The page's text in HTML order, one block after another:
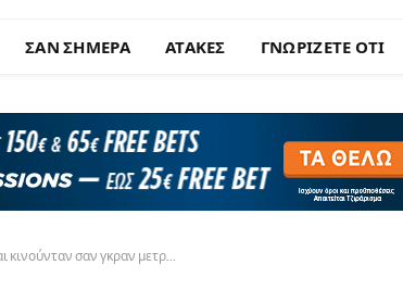
ΣΑΝ ΣΗΜΕΡΑ ΑΤΑΚΕΣ ΓΝΩΡΙΖΕΤΕ ΟΤΙ
κινούνταν σαν γκραν μετρ…